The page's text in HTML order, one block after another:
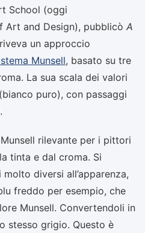
School (oggi
Art and Design), pubblicò A
un approccio
Munsell, basato su tre
La sua scala dei valori
puro), con passaggi
rilevante per i pittori
tinta e dal croma. Si
diversi all’apparenza,
freddo per esempio, che
Munsell. Convertendoli in
stesso grigio. Questo è